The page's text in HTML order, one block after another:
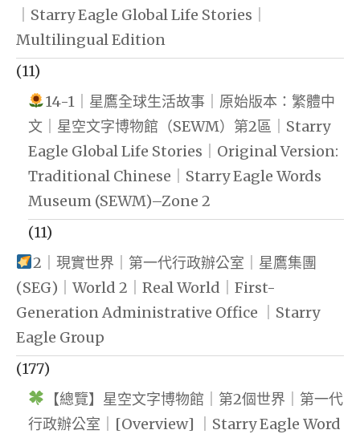
｜Starry Eagle Global Life Stories｜
Multilingual Edition
(11)
14-1｜星鷹全球生活故事｜原始版本：繁體中
文｜星空文字博物館（SEWM）第2區｜Starry
Eagle Global Life Stories｜Original Version:
Traditional Chinese｜Starry Eagle Words
Museum (SEWM)–Zone 2
(11)
2｜現實世界｜第一代行政辦公室｜星鷹集團
(SEG)｜World 2｜Real World｜First-
Generation Administrative Office ｜Starry
Eagle Group
(177)
【總覽】星空文字博物館｜第2個世界｜第一代
行政辦公室｜[Overview] ｜Starry Eagle Word